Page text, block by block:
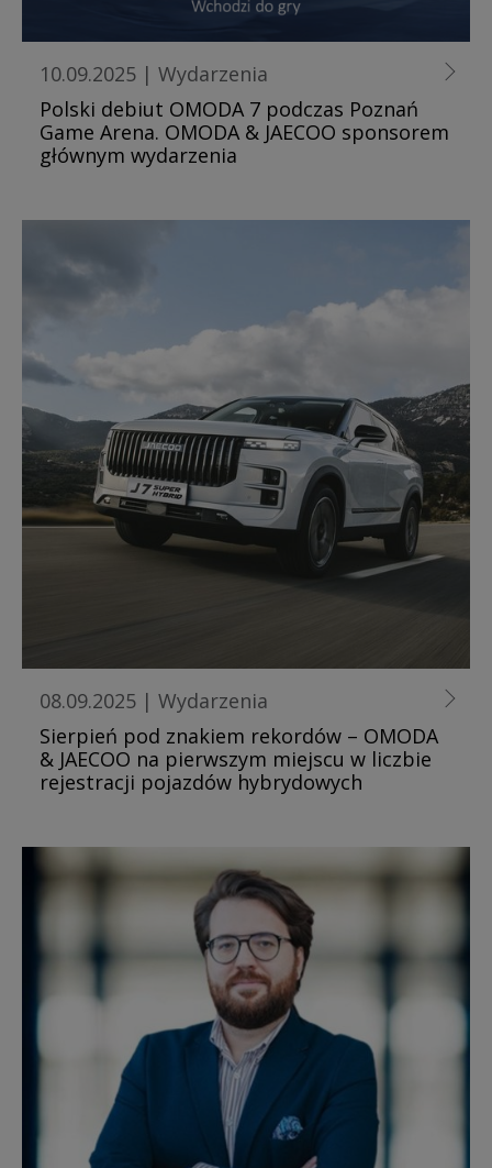
10.09.2025 | Wydarzenia
Polski debiut OMODA 7 podczas Poznań
Game Arena. OMODA & JAECOO sponsorem
głównym wydarzenia
08.09.2025 | Wydarzenia
Sierpień pod znakiem rekordów – OMODA
& JAECOO na pierwszym miejscu w liczbie
rejestracji pojazdów hybrydowych